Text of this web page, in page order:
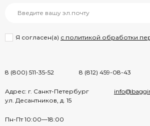
Я согласен(a) с политикой обработки
8 (800) 511-35-52 8 (812) 459-08-43
Адрес: г. Санкт-Петербург
ул. Десантников, д. 15
Пн-Пт 10:00—18:00